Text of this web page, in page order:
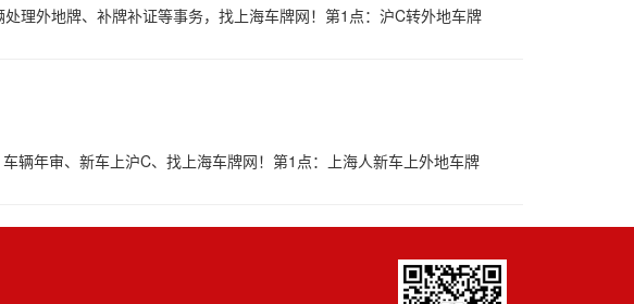
理外地牌、补牌补证等事务，找上海车牌网！第1点：沪C转外地车牌
辆年审、新车上沪C、找上海车牌网！第1点：上海人新车上外地车牌